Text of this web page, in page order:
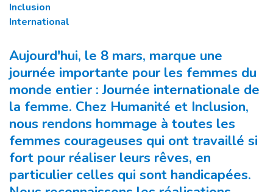
Inclusion
International
Aujourd'hui, le 8 mars, marque une
journée importante pour les femmes du
monde entier : Journée internationale de
la femme. Chez Humanité et Inclusion,
nous rendons hommage à toutes les
femmes courageuses qui ont travaillé si
fort pour réaliser leurs rêves, en
particulier celles qui sont handicapées.